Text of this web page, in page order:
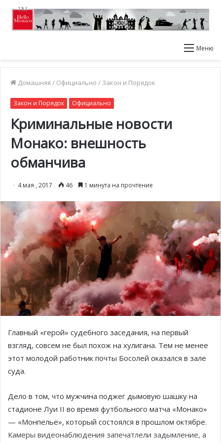
Меню
Домашняя / Официально / Закон и Порядок
Закон и Порядок Официально
Криминальные новости
Монако: внешность
обманчива
4 мая , 2017 46 1 минута на прочтение
Главный «герой» судебного заседания, на первый
взгляд, совсем не был похож на хулигана. Тем не менее
этот молодой работник почты Босолей оказался в зале
суда.
Дело в том, что мужчина поджег дымовую шашку на
стадионе Луи II во время футбольного матча «Монако»
— «Монпелье», который состоялся в прошлом октябре.
Камеры видеонаблюдения запечатлели задымление, а